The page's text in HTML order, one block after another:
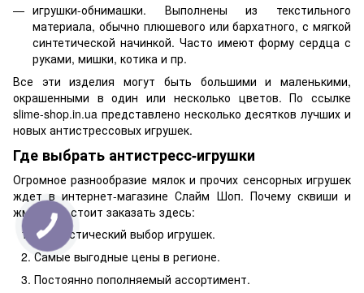
игрушки-обнимашки. Выполнены из текстильного
материала, обычно плюшевого или бархатного, с мягкой
синтетической начинкой. Часто имеют форму сердца с
руками, мишки, котика и пр.
Все эти изделия могут быть большими и маленькими,
окрашенными в один или несколько цветов. По ссылке
slime-shop.in.ua представлено несколько десятков лучших и
новых антистрессовых игрушек.
Где выбрать антистресс-игрушки
Огромное разнообразие мялок и прочих сенсорных игрушек
ждет в интернет-магазине Слайм Шоп. Почему сквиши и
жмакалки стоит заказать здесь:
Фантастический выбор игрушек.
Самые выгодные цены в регионе.
Постоянно пополняемый ассортимент.